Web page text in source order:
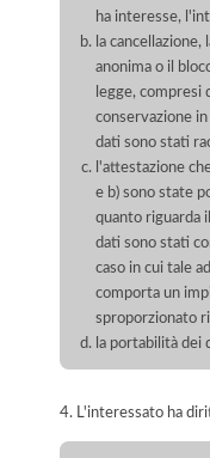
ha interesse,
la
anonima o il
legge, compresi
conservazione
dati sono stati
l'attestazione
e b) sono state
quanto riguarda
dati sono stati
caso in cui tale
comporta un
sproporzionato
la portabilità dei
4. L'interessato ha